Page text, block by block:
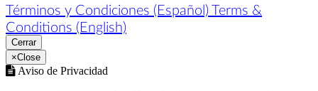
Términos y Condiciones (Español) Terms &
Conditions (English)
Cerrar
×Close
Aviso de Privacidad